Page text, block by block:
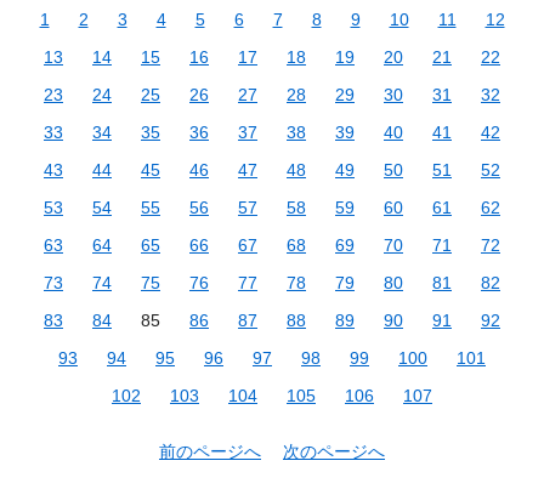
1 2 3 4 5 6 7 8 9 10 11
12
13
14 15 16 17 18 19 20 21
22
23
24 25 26 27 28 29 30 31
32
33
34 35 36 37 38 39 40 41
42
43
44 45 46 47 48 49 50 51
52
53
54 55 56 57 58 59 60 61
62
63
64 65 66 67 68 69 70 71
72
73
74 75 76 77 78 79 80 81
82
83
84 85 86 87 88 89 90 91
92
93
94 95 96 97 98 99 100
101
102
103 104 105 106 107
前のページへ 次のページへ